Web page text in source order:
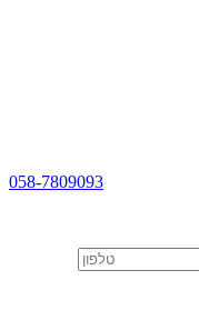
058-7809093